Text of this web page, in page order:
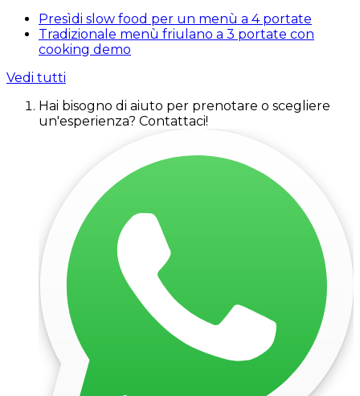
Presìdi slow food per un menù a 4 portate
Tradizionale menù friulano a 3 portate con
cooking demo
Vedi tutti
Hai bisogno di aiuto per prenotare o scegliere
un'esperienza? Contattaci!